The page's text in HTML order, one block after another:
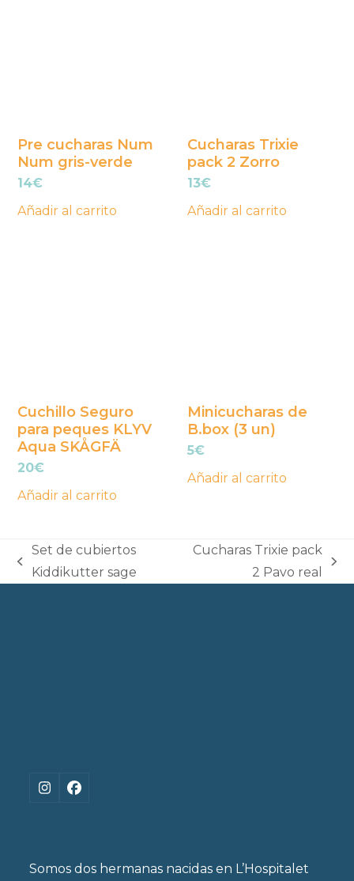
Pre cucharas Num
Num gris-verde
14€
Añadir al carrito
Cucharas Trixie
pack 2 Zorro
13€
Añadir al carrito
Cuchillo Seguro
para peques KLYV
Aqua SKÅGFÄ
20€
Añadir al carrito
Minicucharas de
B.box (3 un)
5€
Añadir al carrito
previous
Set de cubiertos
Kiddikutter sage
Cucharas Trixie pack
2 Pavo real
Instagram
Facebook
Somos dos hermanas nacidas en L’Hospitalet